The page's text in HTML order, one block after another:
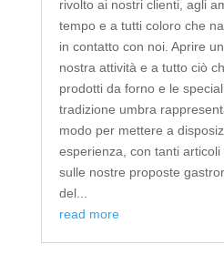
rivolto ai nostri clienti, agli
tempo e a tutti coloro che
in contatto con noi. Aprire
nostra attività e a tutto ciò
prodotti da forno e le
tradizione umbra
modo per mettere a
esperienza, con tanti
sulle nostre proposte
del...
read more